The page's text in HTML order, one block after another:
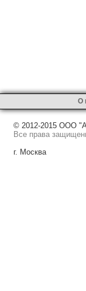
О
© 2012-2015 ООО
Все права
г. Москва